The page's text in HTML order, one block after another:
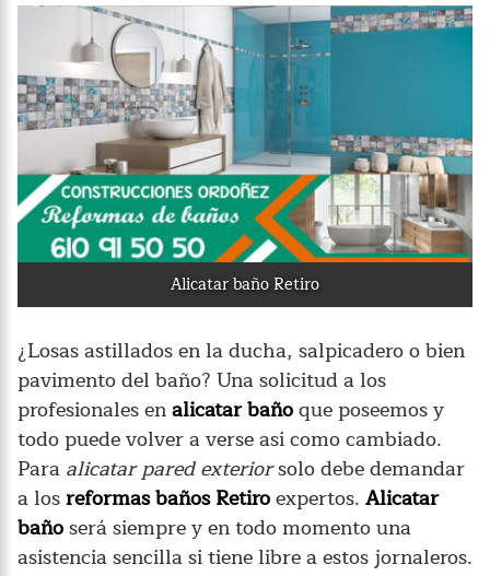
Alicatar baño Retiro
¿Losas astillados en la ducha, salpicadero o bien
pavimento del baño? Una solicitud a los
profesionales enalicatar bañoque poseemos y
todo puede volver a verse asi como cambiado.
Para alicatar pared exteriorsolo debe demandar
a losreformas baños Retiroexpertos. Alicatar
bañoserá siempre y en todo momento una
asistencia sencilla si tiene libre a estos jornaleros.